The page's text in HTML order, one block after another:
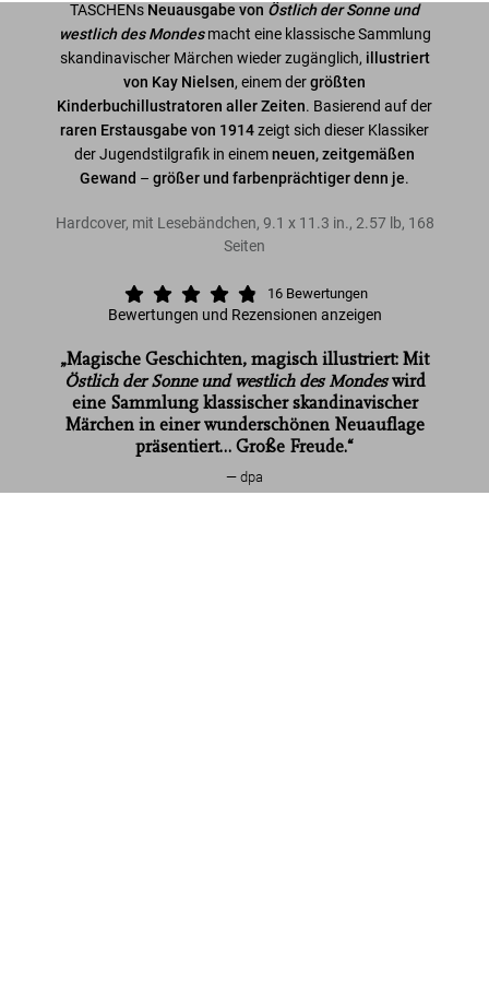
TASCHENs Neuausgabe von Östlich der Sonne und
westlich des Mondes macht eine klassische Sammlung
skandinavischer Märchen wieder zugänglich, illustriert
von Kay Nielsen, einem dergrößten
Kinderbuchillustratoren aller Zeiten. Basierend auf der
raren Erstausgabe von 1914zeigt sich dieser Klassiker
der Jugendstilgrafik in einemneuen, zeitgemäßen
Gewand – größer und farbenprächtiger denn je.
Hardcover, mit Lesebändchen, 9.1 x 11.3 in., 2.57 lb, 168
Seiten
16 Bewertungen
Bewertungen und Rezensionen anzeigen
„Magische Geschichten, magisch illustriert: Mit
Östlich der Sonne und westlich des Mondeswird
eine Sammlung klassischer skandinavischer
Märchen in einer wunderschönen Neuauflage
präsentiert… Große Freude.“
dpa